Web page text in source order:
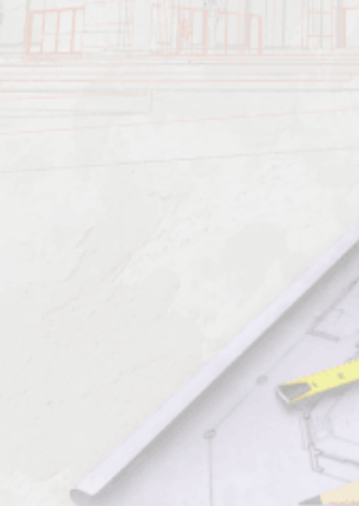
другое. Во время обучения специалист или рабочий получает
приобретает новый опыт.
Многопрофильность обучения обеспечивает возможность
специалистов, рабочих, топ менеджеров оперативно, по
доступной цене, повышать компетентность субъектов,
Профессиональное обучение проходит дистанционно.
Каждый учащийся получает доступ к онлайн аккаунту, где
всегда доступны результаты подготовки.
Все выдаваемые документы соответствуют установленным
государственным образцам РФ.
Они котируются на территории государства, используются для